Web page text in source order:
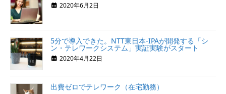
2020年6月2日
5分で導入できた。NTT東日本-IPAが開発する「シ
ン・テレワークシステム」実証実験がスタート
2020年4月22日
出費ゼロでテレワーク（在宅勤務）